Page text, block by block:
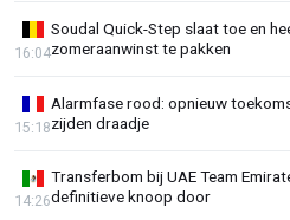
Soudal Quick-Step slaat toe en
zomeraanwinst te pakken
16:04
Alarmfase rood: opnieuw
zijden draadje
15:18
Transferbom bij UAE Team
definitieve knoop door
14:26